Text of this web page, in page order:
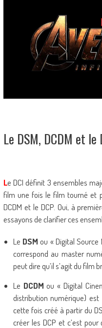
Le DSM, DCDM et le
Le DCI définit 3 ensembles
film une fois le film tourné et
DCDM et le DCP. Oui, à
essayons de clarifier ces
Le DSM ou « Digital
correspond au master
peut dire qu’il s’agit du film
Le DCDM ou « Digital
distribution numérique)
cette fois créé à partir du
créer les DCP et c’est